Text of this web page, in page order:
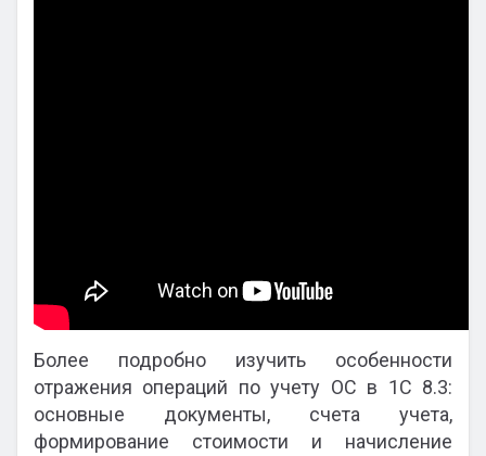
Более подробно изучить особенности
отражения операций по учету ОС в 1С 8.3:
основные документы, счета учета,
формирование стоимости и начисление